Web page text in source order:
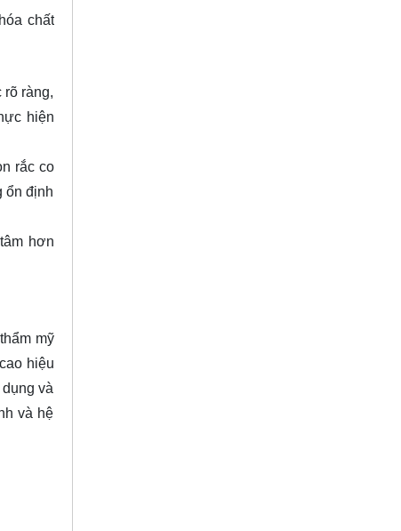
chất
ràng,
hiện
rắc co
ổn định
hơn
mỹ
hiệu
và
và hệ